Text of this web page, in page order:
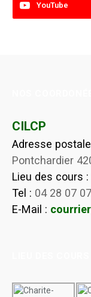
YouTube
CILCP
Adresse
Pontchardier
Lieu des cours :
Tel : 04 28 07
E-Mail :